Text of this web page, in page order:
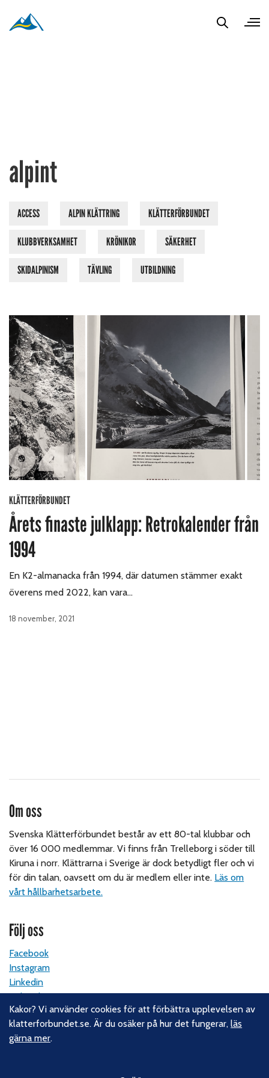
alpint
ACCESS ALPIN KLÄTTRING KLÄTTERFÖRBUNDET
KLUBBVERKSAMHET KRÖNIKOR SÄKERHET
SKIDALPINISM TÄVLING UTBILDNING
KLÄTTERFÖRBUNDET
Årets finaste julklapp: Retrokalender från
1994
En K2-almanacka från 1994, där datumen stämmer exakt
överens med 2022, kan vara…
18 november, 2021
Om oss
Svenska Klätterförbundet består av ett 80-tal klubbar och
över 16 000 medlemmar. Vi finns från Trelleborg i söder till
Kiruna i norr. Klättrarna i Sverige är dock betydligt fler och vi
för din talan, oavsett om du är medlem eller inte. Läs om
vårt hållbarhetsarbete.
Följ oss
Facebook
Instagram
Linkedin
Nyhetsbrev
Kontakt
Kakor? Vi använder cookies för att förbättra upplevelsen av
klatterforbundet.se. Är du osäker på hur det fungerar,läs
gärna mer.